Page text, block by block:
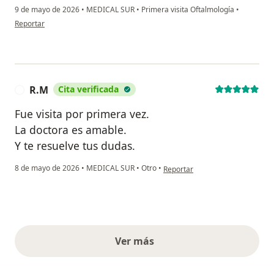
9 de mayo de 2026 • MEDICAL SUR • Primera visita Oftalmología •
en opinión del usuario D. P.
Reportar
R.M Cita verificada
Fue visita por primera vez.
La doctora es amable.
Y te resuelve tus dudas.
8 de mayo de 2026 • MEDICAL SUR • Otro • en opinión del usuario R.M
Reportar
Ver másopiniones anteriores